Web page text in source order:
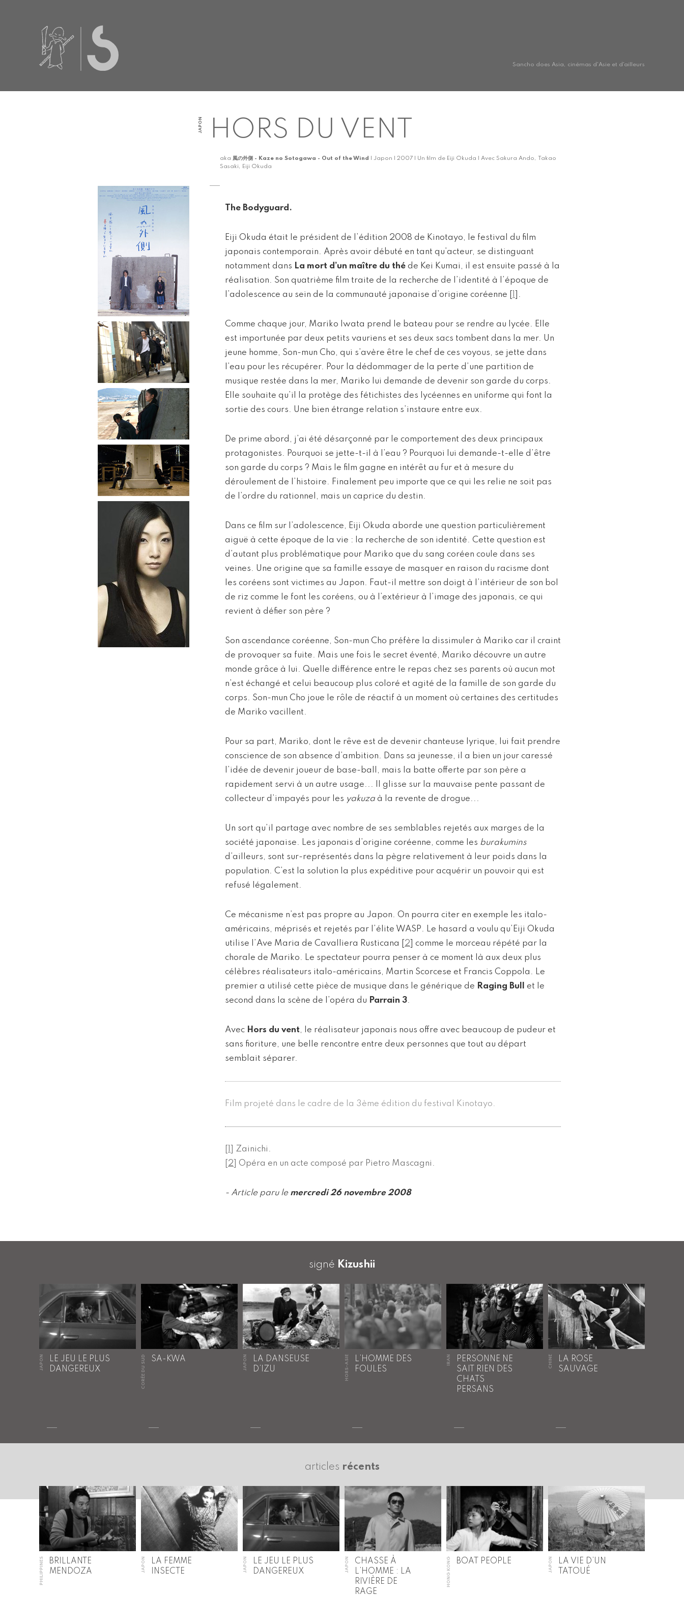
Sancho does Asia, cinémas d'Asie et d'ailleurs
JAPON HORS DU VENT
aka 風の外側 - Kaze no Sotogawa - Out of the Wind
| Japon | 2007 | Un film de Eiji Okuda | Avec Sakura Ando, Takao
Sasaki, Eiji Okuda
The Bodyguard.
Eiji Okuda était le président de l’édition 2008 de Kinotayo, le festival du film
japonais contemporain. Après avoir débuté en tant qu’acteur, se distinguant
notamment dans La mort d’un maître du thé de Kei Kumai, il est ensuite passé à la
réalisation. Son quatrième film traite de la recherche de l’identité à l’époque de
l’adolescence au sein de la communauté japonaise d’origine coréenne
.
Comme chaque jour, Mariko Iwata prend le bateau pour se rendre au lycée. Elle
est importunée par deux petits vauriens et ses deux sacs tombent dans la mer. Un
jeune homme, Son-mun Cho, qui s’avère être le chef de ces voyous, se jette dans
l’eau pour les récupérer. Pour la dédommager de la perte d’une partition de
musique restée dans la mer, Mariko lui demande de devenir son garde du corps.
Elle souhaite qu’il la protège des fétichistes des lycéennes en uniforme qui font la
sortie des cours. Une bien étrange relation s’instaure entre eux.
De prime abord, j’ai été désarçonné par le comportement des deux principaux
protagonistes. Pourquoi se jette-t-il à l’eau ? Pourquoi lui demande-t-elle d’être
son garde du corps ? Mais le film gagne en intérêt au fur et à mesure du
déroulement de l’histoire. Finalement peu importe que ce qui les relie ne soit pas
de l’ordre du rationnel, mais un caprice du destin.
Dans ce film sur l’adolescence, Eiji Okuda aborde une question particulièrement
aiguë à cette époque de la vie : la recherche de son identité. Cette question est
d’autant plus problématique pour Mariko que du sang coréen coule dans ses
veines. Une origine que sa famille essaye de masquer en raison du racisme dont
les coréens sont victimes au Japon. Faut-il mettre son doigt à l’intérieur de son bol
de riz comme le font les coréens, ou à l’extérieur à l’image des japonais, ce qui
revient à défier son père ?
Son ascendance coréenne, Son-mun Cho préfère la dissimuler à Mariko car il craint
de provoquer sa fuite. Mais une fois le secret éventé, Mariko découvre un autre
monde grâce à lui. Quelle différence entre le repas chez ses parents où aucun mot
n’est échangé et celui beaucoup plus coloré et agité de la famille de son garde du
corps. Son-mun Cho joue le rôle de réactif à un moment où certaines des certitudes
de Mariko vacillent.
Pour sa part, Mariko, dont le rêve est de devenir chanteuse lyrique, lui fait prendre
conscience de son absence d’ambition. Dans sa jeunesse, il a bien un jour caressé
l’idée de devenir joueur de base-ball, mais la batte offerte par son père a
rapidement servi à un autre usage... Il glisse sur la mauvaise pente passant de
collecteur d’impayés pour les yakuza à la revente de drogue...
Un sort qu’il partage avec nombre de ses semblables rejetés aux marges de la
société japonaise. Les japonais d’origine coréenne, comme les burakumins
d’ailleurs, sont sur-représentés dans la pègre relativement à leur poids dans la
population. C’est la solution la plus expéditive pour acquérir un pouvoir qui est
refusé légalement.
Ce mécanisme n’est pas propre au Japon. On pourra citer en exemple les italo-
américains, méprisés et rejetés par l’élite WASP. Le hasard a voulu qu’Eiji Okuda
utilise l’Ave Maria de Cavalliera Rusticana
2
comme le morceau répété par la
chorale de Mariko. Le spectateur pourra penser à ce moment là aux deux plus
célèbres réalisateurs italo-américains, Martin Scorcese et Francis Coppola. Le
premier a utilisé cette pièce de musique dans le générique de Raging Bull
et le
second dans la scène de l’opéra du Parrain 3.
Avec Hors du vent, le réalisateur japonais nous offre avec beaucoup de pudeur et
sans fioriture, une belle rencontre entre deux personnes que tout au départ
semblait séparer.
Film projeté dans le cadre de la 3ème édition du festival Kinotayo.
Zainichi.
2 Opéra en un acte composé par Pietro Mascagni.
- Article paru le mercredi 26 novembre 2008
signé Kizushii
JAPON
LE JEU LE PLUS
DANGEREUX
CORÉE DU SUD SA-KWA JAPON
LA DANSEUSE
D’IZU
HORS-ASIE
L’HOMME DES
FOULES
IRAN
PERSONNE NE
SAIT RIEN DES
CHATS
PERSANS
CHINE
LA ROSE
SAUVAGE
articles récents
PHILIPPINES
BRILLANTE
MENDOZA
JAPON
LA FEMME
INSECTE
JAPON
LE JEU LE PLUS
DANGEREUX
JAPON
CHASSE À
L’HOMME : LA
RIVIÈRE DE
RAGE
HONG KONG BOAT PEOPLE JAPON
LA VIE D’UN
TATOUÉ